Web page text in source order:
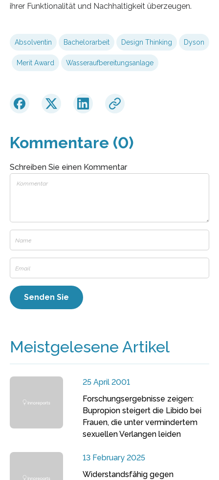
ihrer Funktionalität und Nachhaltigkeit überzeugen.
Absolventin Bachelorarbeit Design Thinking Dyson
Merit Award Wasseraufbereitungsanlage
Kommentare (0)
Schreiben Sie einen Kommentar
Meistgelesene Artikel
25 April 2001
Forschungsergebnisse zeigen:
Bupropion steigert die Libido bei
Frauen, die unter vermindertem
sexuellen Verlangen leiden
13 February 2025
Widerstandsfähig gegen